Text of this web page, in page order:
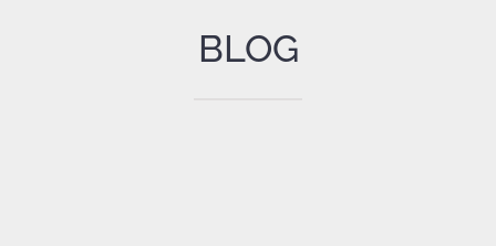
BLOG